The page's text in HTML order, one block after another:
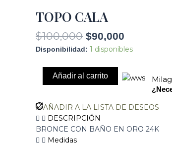
TOPO CALA
$100,000
$100,000.
$90,000
Disponibilidad: 1 disponibles
Añadir al carrito
AÑADIR A LA LISTA DE DESEOS
DESCRIPCIÓN
BRONCE CON BAÑO EN ORO 24K
Medidas